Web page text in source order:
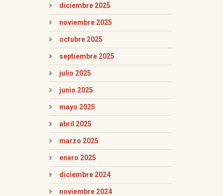
diciembre 2025
noviembre 2025
octubre 2025
septiembre 2025
julio 2025
junio 2025
mayo 2025
abril 2025
marzo 2025
enero 2025
diciembre 2024
noviembre 2024